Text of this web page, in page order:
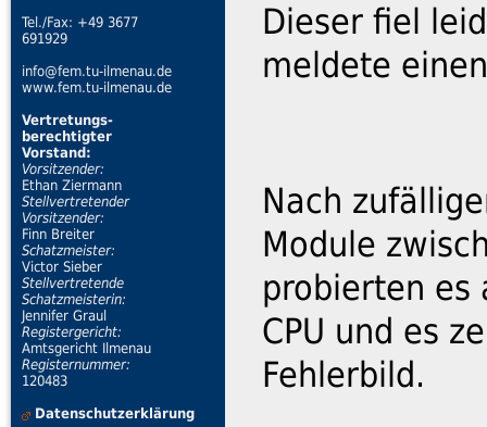
Tel./Fax: +49 3677
691929
info@fem.tu-ilmenau.de
www.fem.tu-ilmenau.de
Vertretungs-
berechtigter
Vorstand:
Vorsitzender:
Ethan Ziermann
Stellvertretender
Vorsitzender:
Finn Breiter
Schatzmeister:
Victor Sieber
Stellvertretende
Schatzmeisterin:
Jennifer Graul
Registergericht:
Amtsgericht Ilmenau
Registernummer:
120483
Datenschutzerklärung
Dieser fiel
meldete
Nach
Module
probierten es
CPU und es
Fehlerbild.